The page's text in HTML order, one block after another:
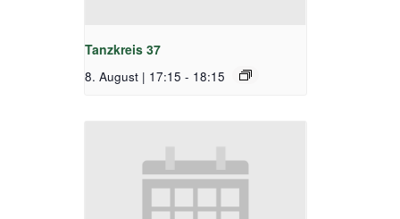
Tanzkreis 37
8. August | 17:15 - 18:15